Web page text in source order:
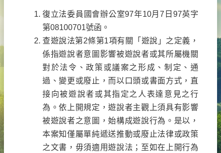
復立法委員國會辦公室97年10月7日97英字
第08100701號函。
查遊說法第2條第1項有關「遊說」之定義，
係指遊說者意圖影響被遊說者或其所屬機關
對於法令、政策或議案之形成、制定、通
過、變更或廢止，而以口頭或書面方式，直
接向被遊說者或其指定之人表達意見之行
為。依上開規定，遊說者主觀上須具有影響
被遊說者之意圖，始構成遊說行為。是以，
本案知僅屬單純遞送推動或廢止法律或政策
之文書，毋須適用遊說法；至如在上開行為